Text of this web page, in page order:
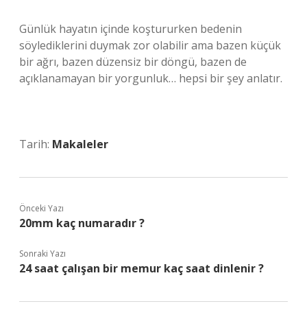
Günlük hayatın içinde koştururken bedenin
söylediklerini duymak zor olabilir ama bazen küçük
bir ağrı, bazen düzensiz bir döngü, bazen de
açıklanamayan bir yorgunluk… hepsi bir şey anlatır.
Tarih: Makaleler
Önceki Yazı
20mm kaç numaradır ?
Sonraki Yazı
24 saat çalışan bir memur kaç saat dinlenir ?